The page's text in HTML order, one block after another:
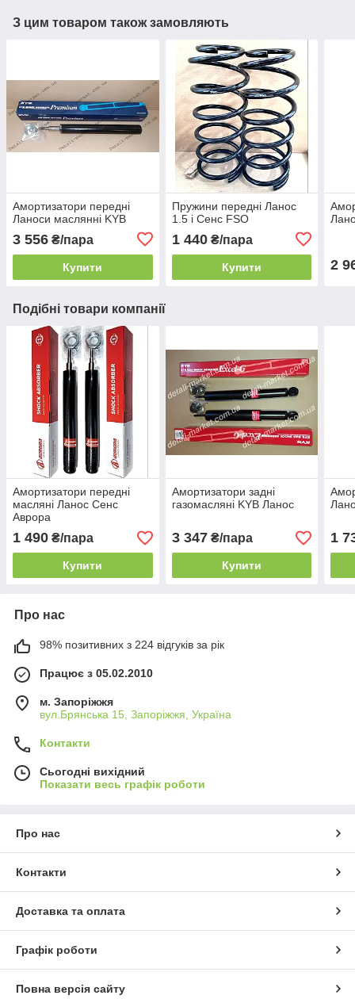
З цим товаром також замовляють
Амортизатори передні
Ланоси маслянні KYB
3 556 ₴/пара
Купити
Пружини передні Ланос
1.5 і Сенс FSO
1 440₴/пара
Купити 2
Подібні товари компанії
Амортизатори передні
масляні Ланос Сенс
Аврора
1 490 ₴/пара
Купити
Амортизатори задні
газомасляні KYB Ланос
3 347₴/пара
Купити
1
Про нас
98% позитивних з 224 відгуків за рік
Працює з 05.02.2010
м. Запоріжжя
вул.Брянська 15, Запоріжжя, Україна
Контакти
Сьогодні вихідний
Показати весь графік роботи
Про нас
Контакти
Доставка та оплата
Графік роботи
Повна версія сайту